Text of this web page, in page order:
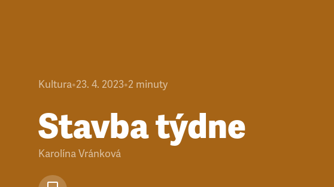
Kultura•23. 4. 2023•2 minuty
Stavba týdne
Karolína Vránková